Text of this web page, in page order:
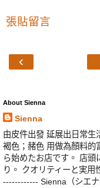
張貼留言
‹
About Sienna
Sienna
由皮件出發 延展出日常
褐色；赭色 用做為顏料的
ら始めたお店です。 店
り。 クオリティーと実
------------ Sienna（シエ